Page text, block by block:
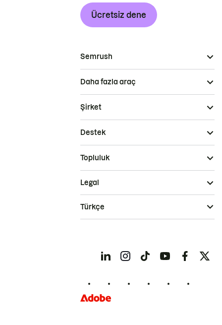
Ücretsiz dene
Semrush
Daha fazla araç
Şirket
Destek
Topluluk
Legal
Türkçe